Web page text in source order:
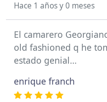
Hace 1 años y 0 meses
El camarero
old fashioned q he
estado genial…
enrique franch